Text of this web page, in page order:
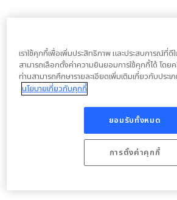
เราใช้คุกกี้เพื่อเพิ่มประสิทธิภาพ และประสบการณ์ที่ดี
สามารถเลือกตั้งค่าความยินยอมการใช้คุกกี้ได้ โด
ท่านสามารถศึกษารายละเอียดเพิ่มเติมเกี่ยวกับประเ
นโยบายเกี่ยวกับคุกกี้
ยอมรับทั้งหมด
การตั้งค่าคุกกี้